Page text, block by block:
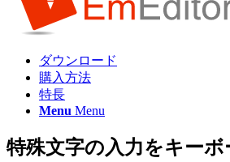
ダウンロード
購入方法
特長
Menu Menu
特殊文字の入力をキー